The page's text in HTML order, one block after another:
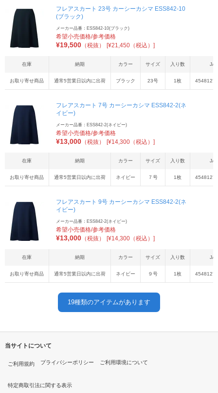
フレアスカート 23号 カーシーカシマ ESS842-10
(ブラック)
メーカー品番：ESS842-10(ブラック)
希望小売価格/参考価格
¥19,500 （税抜） [¥21,450（税込）]
在庫 納期 カラー サイズ 入り数
お取り寄せ商品 通常5営業日以内に出荷 ブラック 23号 1枚
フレアスカート 7号 カーシーカシマ ESS842-2(ネ
イビー)
メーカー品番：ESS842-2(ネイビー)
希望小売価格/参考価格
¥13,000 （税抜） [¥14,300（税込）]
在庫 納期 カラー サイズ 入り数
お取り寄せ商品 通常5営業日以内に出荷 ネイビー ７号 1枚
フレアスカート 9号 カーシーカシマ ESS842-2(ネ
イビー)
メーカー品番：ESS842-2(ネイビー)
希望小売価格/参考価格
¥13,000 （税抜） [¥14,300（税込）]
在庫 納期 カラー サイズ 入り数
お取り寄せ商品 通常5営業日以内に出荷 ネイビー ９号 1枚
19種類のアイテムがあります
当サイトについて
ご利用規約 プライバシーポリシー ご利用環境について
特定商取引法に関する表示